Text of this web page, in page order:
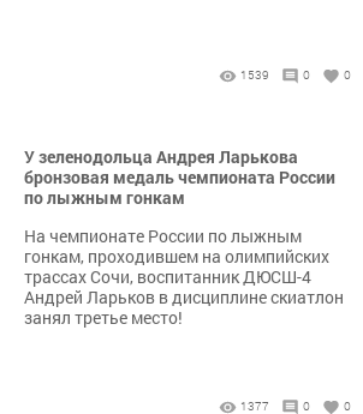
1539 0 0
У зеленодольца Андрея Ларькова
бронзовая медаль чемпионата России
по лыжным гонкам
На чемпионате России по лыжным
гонкам, проходившем на олимпийских
трассах Сочи, воспитанник ДЮСШ-4
Андрей Ларьков в дисциплине скиатлон
занял третье место!
1377 0 0